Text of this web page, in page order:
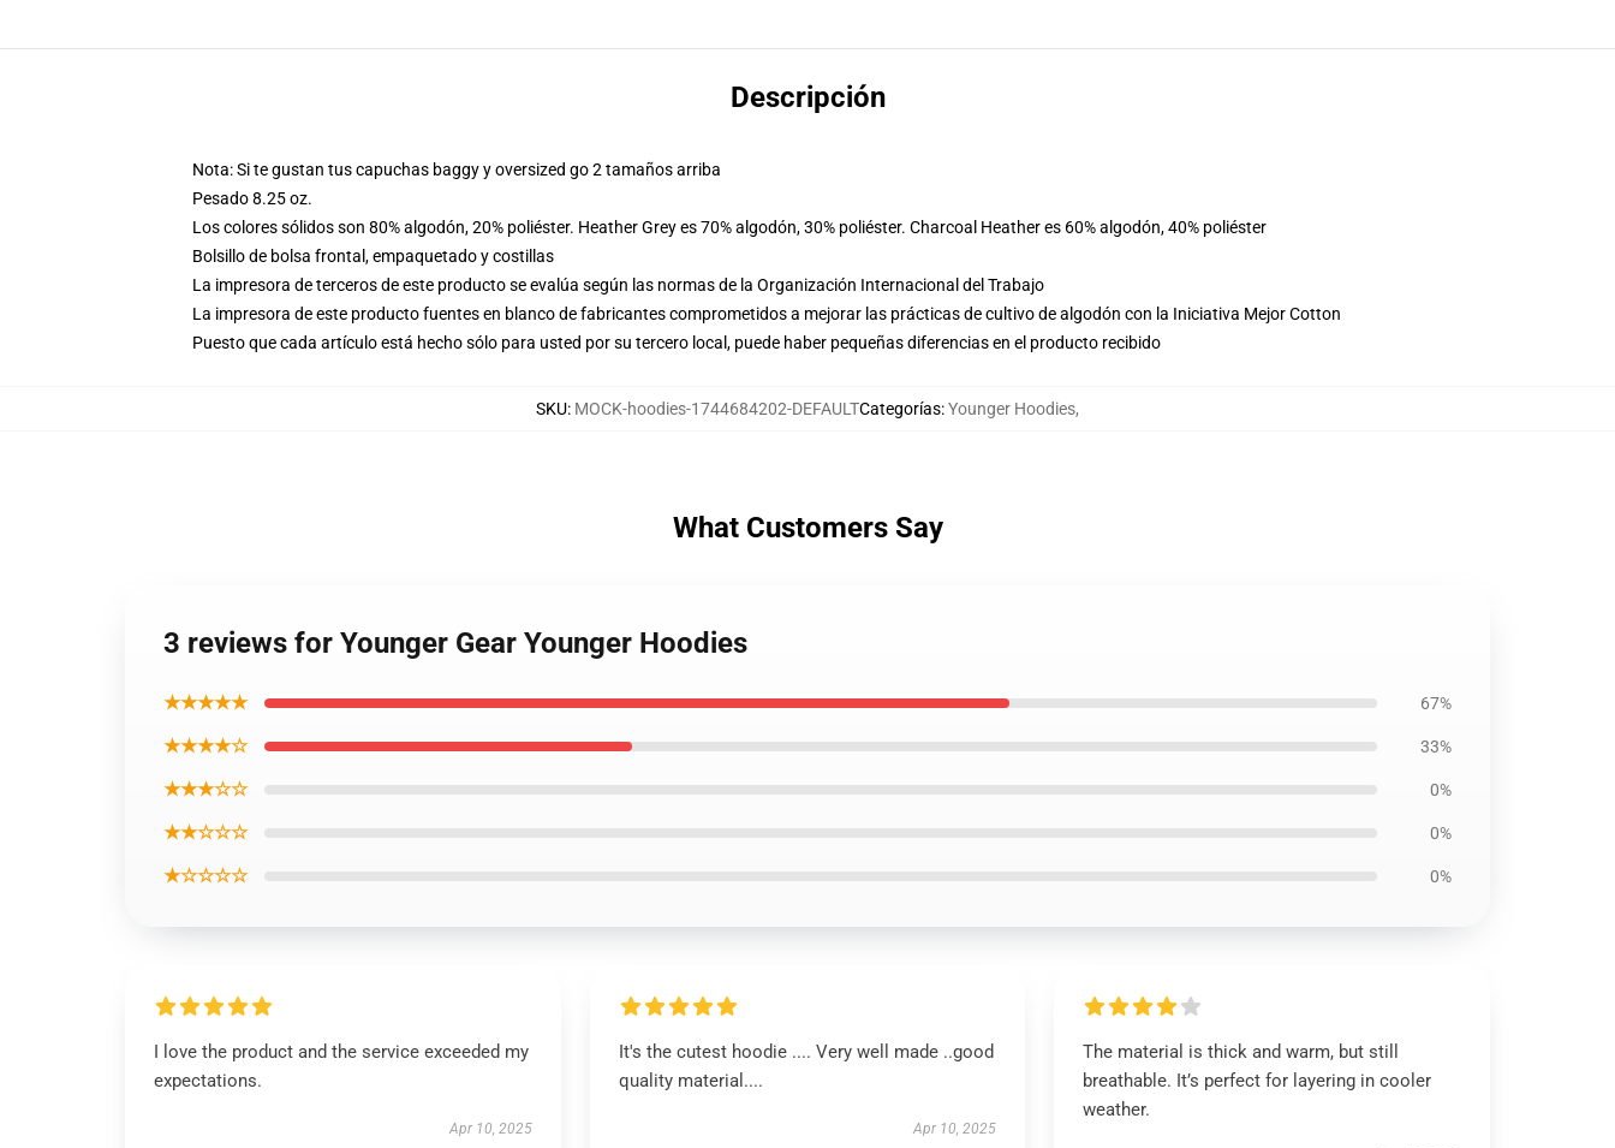
Descripción
Nota: Si te gustan tus capuchas baggy y oversized go 2 tamaños arriba
Pesado 8.25 oz.
Los colores sólidos son 80% algodón, 20% poliéster. Heather Grey es 70% algodón, 30% poliéster. Charcoal Heather es 60% algodón, 40% poliéster
Bolsillo de bolsa frontal, empaquetado y costillas
La impresora de terceros de este producto se evalúa según las normas de la Organización Internacional del Trabajo
La impresora de este producto fuentes en blanco de fabricantes comprometidos a mejorar las prácticas de cultivo de algodón con la Iniciativa Mejor Cotton
Puesto que cada artículo está hecho sólo para usted por su tercero local, puede haber pequeñas diferencias en el producto recibido
SKU: MOCK-hoodies-1744684202-DEFAULTCategorías:Younger Hoodies,
What Customers Say
3 reviews for Younger Gear Younger Hoodies
★★★★★ 67%
★★★★☆ 33%
★★★☆☆ 0%
★★☆☆☆ 0%
★☆☆☆☆ 0%
I love the product and the service exceeded my
expectations.
Apr 10, 2025
It's the cutest hoodie .... Very well made ..good
quality material....
Apr 10, 2025
The material is thick and warm, but still
breathable. It’s perfect for layering in cooler
weather.